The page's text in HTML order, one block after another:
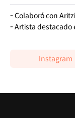
- Colaboró ​​con
- Artista destacado
Instagram